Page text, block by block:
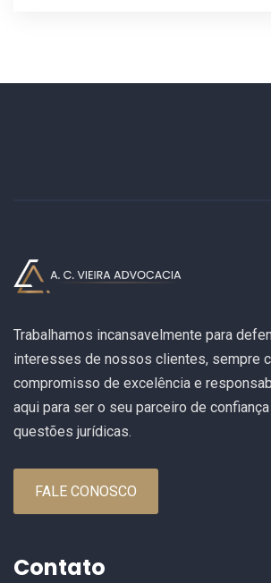
Trabalhamos incansavelmente para
interesses de nossos clientes, sempre
compromisso de excelência e
aqui para ser o seu parceiro de
questões jurídicas.
FALE CONOSCO
Contato